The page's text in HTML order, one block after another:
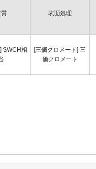
表面処理
SWCH相
[三価クロメート] 三
価クロメート